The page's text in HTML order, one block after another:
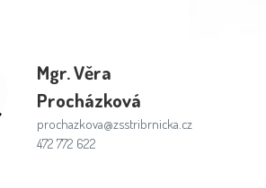
Mgr.Věra
Procházková
prochazkova@zsstribrnicka.cz
472 772 622